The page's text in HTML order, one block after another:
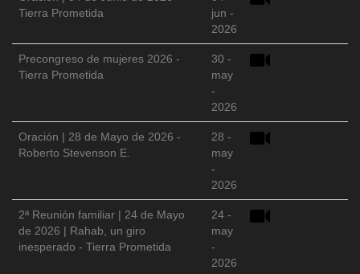
Tierra Prometida
jun -
2026
Precongreso de mujeres 2026 -
Tierra Prometida
30 -
may
-
2026
Oración | 28 de Mayo de 2026 -
Roberto Stevenson E.
28 -
may
-
2026
2ª Reunión familiar | 24 de Mayo
de 2026 | Rahab, un giro
inesperado - Tierra Prometida
24 -
may
-
2026